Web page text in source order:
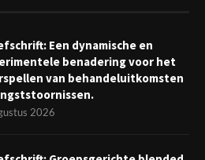
Een dynamische en
benadering voor het
van behandeluitkomsten
2026